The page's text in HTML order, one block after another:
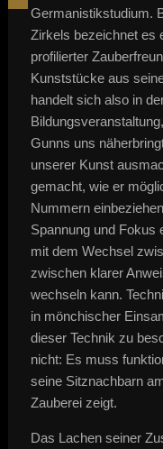
Germanistikstudium.
Zirkels bezeichnet es
profilierter
Kunststücke aus
handelt sich also in
Gunns uns
unserer Kunst
gemacht, wie er
Nummern
Spannung und Fokus
mit dem Wechsel
zwischen klarer
wechseln kann.
in mönchischer
dieser Technik zu
nicht: Es muss
seine Sitznachbarn
Zauberei zeigt.
Das Lachen seiner